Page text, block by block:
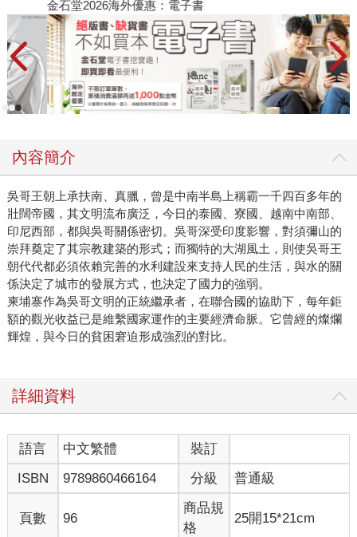
金石堂2026海外優惠：電子書
內容簡介
吳哥王朝上承扶南、真臘，曾是中南半島上稱霸一千四百多年的
壯闊帝國，其文明流布廣泛，今日的泰國、寮國、越南中南部、
印尼西部，都與吳哥關係密切。吳哥深受印度影響，對須彌山的
崇拜奠定了其宗教建築的形式；而獨特的大湖風土，則使吳哥王
朝代代都必須依賴完善的水利建設來支持人民的生活，與水的關
係決定了城市的發展方式，也決定了國力的強弱。
柬埔寨作為吳哥文明的正統繼承者，在聯合國的協助下，每年鉅
額的觀光收益已是維繫國家運作的主要經濟命脈。它曾經的燦爛
輝煌，與今日的貧困窘迫形成強烈的對比。
詳細資料
語言 中文繁體
裝訂
ISBN
9789860466164 分級 普通級
頁數 96
商品規
格
25開15*21cm